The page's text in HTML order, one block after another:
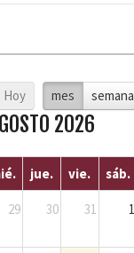
Hoy mes semana
2026
jue. vie. sáb.
29 30 31 1